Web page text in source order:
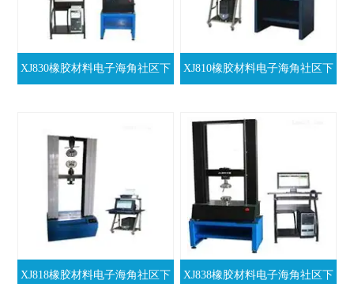
XJ830橡胶材料电子海角社区下 XJ810橡胶材料电子海角社区下
XJ818橡胶材料电子海角社区下 XJ838橡胶材料电子海角社区下